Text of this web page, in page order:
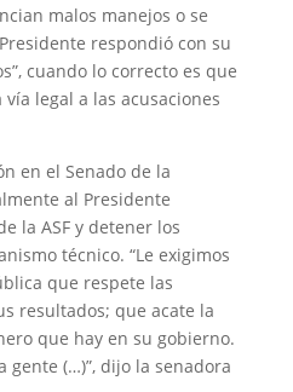
malos manejos o se
respondió con su
cuando lo correcto es que
legal a las acusaciones
en el Senado de la
al Presidente
la ASF y detener los
técnico. “Le exigimos
que respete las
resultados; que acate la
que hay en su gobierno.
gente (…)”, dijo la senadora